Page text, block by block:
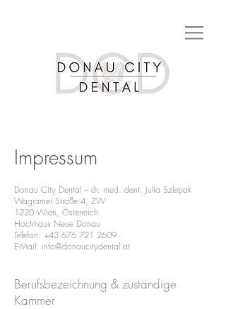
Impressum
Donau City Dental – dr. med. dent. Julia Szlepak
Wagramer Straße 4, ZW
1220 Wien, Österreich
Hochhaus Neue Donau
Telefon: +43 676 721 2609
E-Mail: info@donaucitydental.at
Berufsbezeichnung & zuständige
Kammer